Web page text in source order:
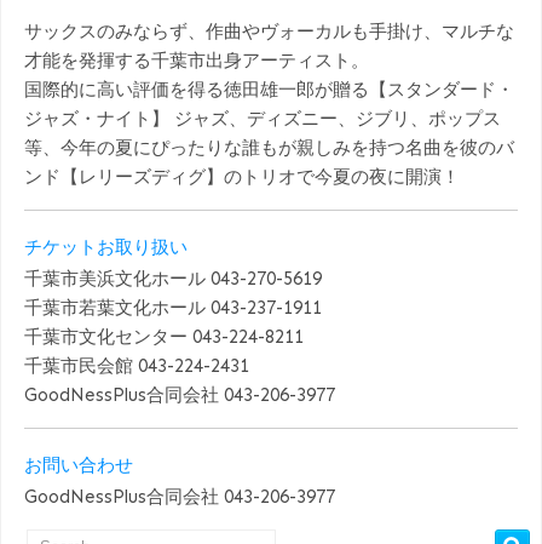
サックスのみならず、作曲やヴォーカルも手掛け、マルチな
才能を発揮する千葉市出身アーティスト。
国際的に高い評価を得る徳田雄一郎が贈る【スタンダード・
ジャズ・ナイト】 ジャズ、ディズニー、ジブリ、ポップス
等、今年の夏にぴったりな誰もが親しみを持つ名曲を彼のバ
ンド【レリーズディグ】のトリオで今夏の夜に開演！
チケットお取り扱い
千葉市美浜文化ホール 043-270-5619
千葉市若葉文化ホール 043-237-1911
千葉市文化センター 043-224-8211
千葉市民会館 043-224-2431
GoodNessPlus合同会社 043-206-3977
お問い合わせ
GoodNessPlus合同会社 043-206-3977